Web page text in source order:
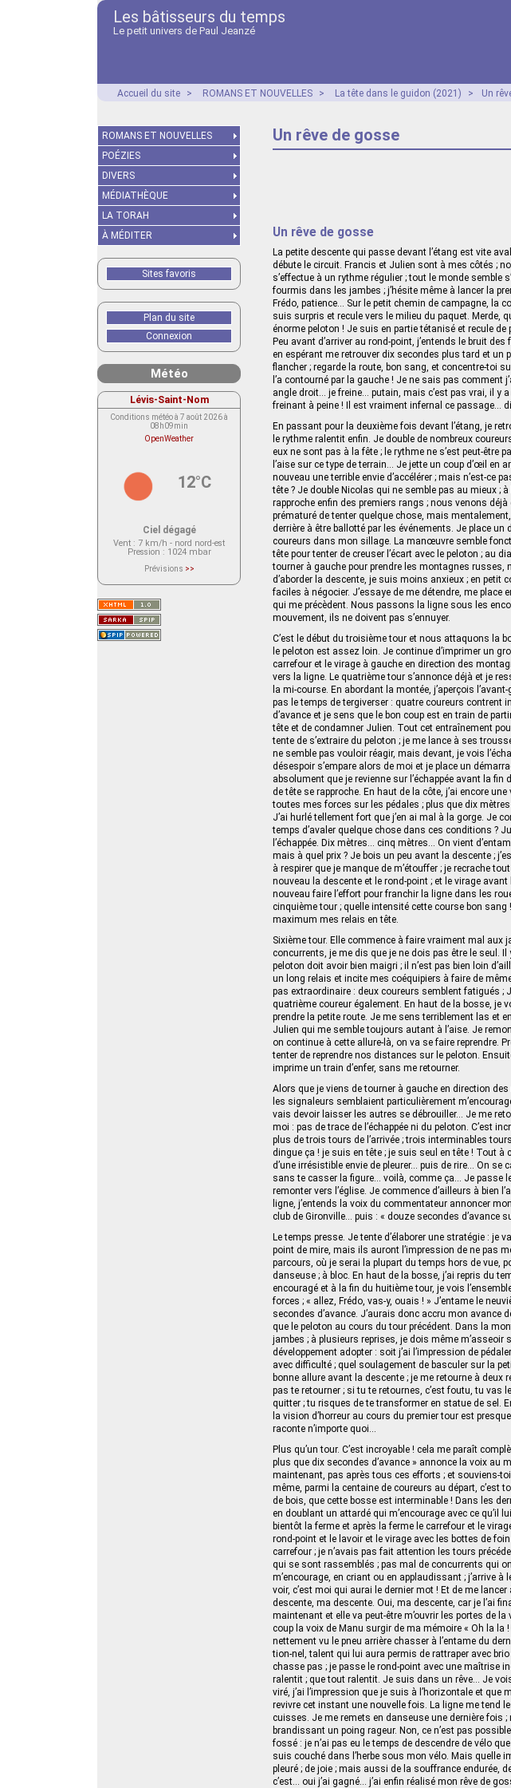
Les bâtisseurs du temps
Le petit univers de Paul Jeanzé
Accueil du site > ROMANS ET NOUVELLES > La tête dans le guidon (2021) > Un
Un rêve de gosse
Un rêve de gosse
La petite descente qui passe devant l’étang est vite
débute le circuit. Francis et Julien sont à mes côtés ;
s’effectue à un rythme régulier ; tout le monde semble
fourmis dans les jambes ; j’hésite même à lancer la
Frédo, patience… Sur le petit chemin de campagne, la
suis surpris et recule vers le milieu du paquet. Merde,
énorme peloton ! Je suis en partie tétanisé et recule
Peu avant d’arriver au rond‑point, j’entends le bruit
en espérant me retrouver dix secondes plus tard et un
flancher ; regarde la route, bon sang, et concentre‑toi
l’a contourné par la gauche ! Je ne sais pas comment
angle droit… je freine… putain, mais c’est pas vrai, il y
freinant à peine ! Il est vraiment infernal ce passage…
En passant pour la deuxième fois devant l’étang, je
le rythme ralentit enfin. Je double de nombreux
eux ne sont pas à la fête ; le rythme ne s’est peut-être
l’aise sur ce type de terrain… Je jette un coup d’œil en
nouveau une terrible envie d’accélérer ; mais n’est-ce
tête ? Je double Nicolas qui ne semble pas au mieux ;
rapproche enfin des premiers rangs ; nous venons
prématuré de tenter quelque chose, mais
derrière à être ballotté par les événements. Je place
coureurs dans mon sillage. La manœuvre semble
tête pour tenter de creuser l’écart avec le peloton ; au
tourner à gauche pour prendre les montagnes
d’aborder la descente, je suis moins anxieux ; en petit
faciles à négocier. J’essaye de me détendre, me
qui me précèdent. Nous passons la ligne sous les
mouvement, ils ne doivent pas s’ennuyer.
C’est le début du troisième tour et nous attaquons la
le peloton est assez loin. Je continue d’imprimer un
carrefour et le virage à gauche en direction des
vers la ligne. Le quatrième tour s’annonce déjà et je
la mi-course. En abordant la montée, j’aperçois
pas le temps de tergiverser : quatre coureurs contrent
d’avance et je sens que le bon coup est en train de
tête et de condamner Julien. Tout cet entraînement
tente de s’extraire du peloton ; je me lance à ses
ne semble pas vouloir réagir, mais devant, je vois
désespoir s’empare alors de moi et je place un
absolument que je revienne sur l’échappée avant la fin
de tête se rapproche. En haut de la côte, j’ai encore
toutes mes forces sur les pédales ; plus que dix
J’ai hurlé tellement fort que j’en ai mal à la gorge. Je
temps d’avaler quelque chose dans ces conditions ?
l’échappée. Dix mètres… cinq mètres… On vient
mais à quel prix ? Je bois un peu avant la descente ;
à respirer que je manque de m’étouffer ; je recrache
nouveau la descente et le rond-point ; et le virage
nouveau faire l’effort pour franchir la ligne dans les
cinquième tour ; quelle intensité cette course bon
maximum mes relais en tête.
Sixième tour. Elle commence à faire vraiment mal
concurrents, je me dis que je ne dois pas être le seul.
peloton doit avoir bien maigri ; il n’est pas bien loin
un long relais et incite mes coéquipiers à faire de
pas extraordinaire : deux coureurs semblent fatigués
quatrième coureur également. En haut de la bosse, je
prendre la petite route. Je me sens terriblement las et
Julien qui me semble toujours autant à l’aise. Je
on continue à cette allure-là, on va se faire reprendre.
tenter de reprendre nos distances sur le peloton.
imprime un train d’enfer, sans me retourner.
Alors que je viens de tourner à gauche en direction
les signaleurs semblaient particulièrement
vais devoir laisser les autres se débrouiller… Je me
moi : pas de trace de l’échappée ni du peloton. C’est
plus de trois tours de l’arrivée ; trois interminables
dingue ça ! je suis en tête ; je suis seul en tête ! Tout à
d’une irrésistible envie de pleurer… puis de rire… On
sans te casser la figure… voilà, comme ça… Je passe
remonter vers l’église. Je commence d’ailleurs à bien
ligne, j’entends la voix du commentateur annoncer
club de Gironville… puis : « douze secondes d’avance
Le temps presse. Je tente d’élaborer une stratégie :
point de mire, mais ils auront l’impression de ne pas
parcours, où je serai la plupart du temps hors de vue,
danseuse ; à bloc. En haut de la bosse, j’ai repris du
encouragé et à la fin du huitième tour, je vois
forces ; « allez, Frédo, vas-y, ouais ! » J’entame le
secondes d’avance. J’aurais donc accru mon avance
que le peloton au cours du tour précédent. Dans la
jambes ; à plusieurs reprises, je dois même m’asseoir
développement adopter : soit j’ai l’impression de
avec difficulté ; quel soulagement de basculer sur la
bonne allure avant la descente ; je me retourne à
pas te retourner ; si tu te retournes, c’est foutu, tu
quitter ; tu risques de te transformer en statue de sel.
la vision d’horreur au cours du premier tour est
raconte n’importe quoi…
Plus qu’un tour. C’est incroyable ! cela me paraît
plus que dix secondes d’avance » annonce la voix au
maintenant, pas après tous ces efforts ; et souviens-
même, parmi la centaine de coureurs au départ,
de bois, que cette bosse est interminable ! Dans les
en doublant un attardé qui m’encourage avec ce qu’il
bientôt la ferme et après la ferme le carrefour et le
rond‑point et le lavoir et le virage avec les bottes de
carrefour ; je n’avais pas fait attention les tours
qui se sont rassemblés ; pas mal de concurrents qui
m’encourage, en criant ou en applaudissant ; j’arrive
voir, c’est moi qui aurai le dernier mot ! Et de me
descente, ma descente. Oui, ma descente, car je l’ai
maintenant et elle va peut-être m’ouvrir les portes de
coup la voix de Manu surgir de ma mémoire « Oh la la
nettement vu le pneu arrière chasser à l’entame du
tion-nel, talent qui lui aura permis de rattraper avec
chasse pas ; je passe le rond-point avec une maîtrise
ralentit ; que tout ralentit. Je suis dans un rêve… Je
viré, j’ai l’impression que je suis à l’horizontale et
revivre cet instant une nouvelle fois. La ligne me tend
cuisses. Je me remets en danseuse une dernière fois
brandissant un poing rageur. Non, ce n’est pas
fossé : je n’ai pas eu le temps de descendre de vélo
suis couché dans l’herbe sous mon vélo. Mais quelle
pleuré ; de joie ; mais aussi de la souffrance endurée,
c’est… oui j’ai gagné… j’ai enfin réalisé mon rêve de
ROMANS ET NOUVELLES
POÉZIES
DIVERS
MÉDIATHÈQUE
LA TORAH
À MÉDITER
Sites favoris
Plan du site
Connexion
Météo
Lévis-Saint-Nom
Conditions météo à 7 août 2026 à
08h09min
OpenWeather
12°C
Ciel dégagé
Vent : 7 km/h - nord nord-est
Pression : 1024 mbar
Prévisions >>
actuellement aucune prévision
Saint-Nom.
Veuillez consulter le message du
service ci-dessous.
(401 - Invalid API key. Please see
https://openweathermap.org/faq#error401